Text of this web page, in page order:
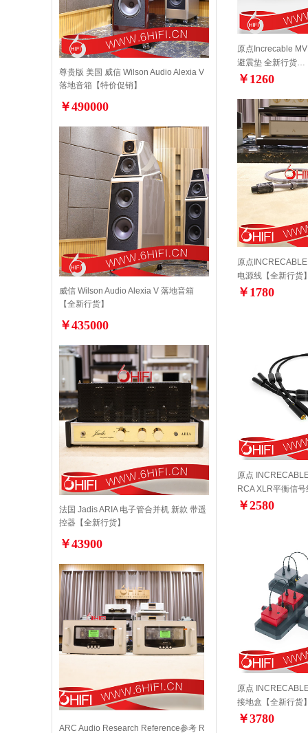
尊贵版 美国 威信 Wilson Audio Alexia V
落地音箱【特价促销】
￥490000
威信 Wilson Audio Alexia V 落地音箱
【全新行货】
￥435000
法国 Jadis ARIA 电子管合并机 新款 带遥
控器【全新行货】
￥43900
ARC Audio Research Reference参考 R
原点Increcable
避震垫 全新行货…
￥1260
原点
电源线【全新行货
￥1780
原点
RCA XLR平衡信
￥2580
原点
接地盒【全新行货
￥3780